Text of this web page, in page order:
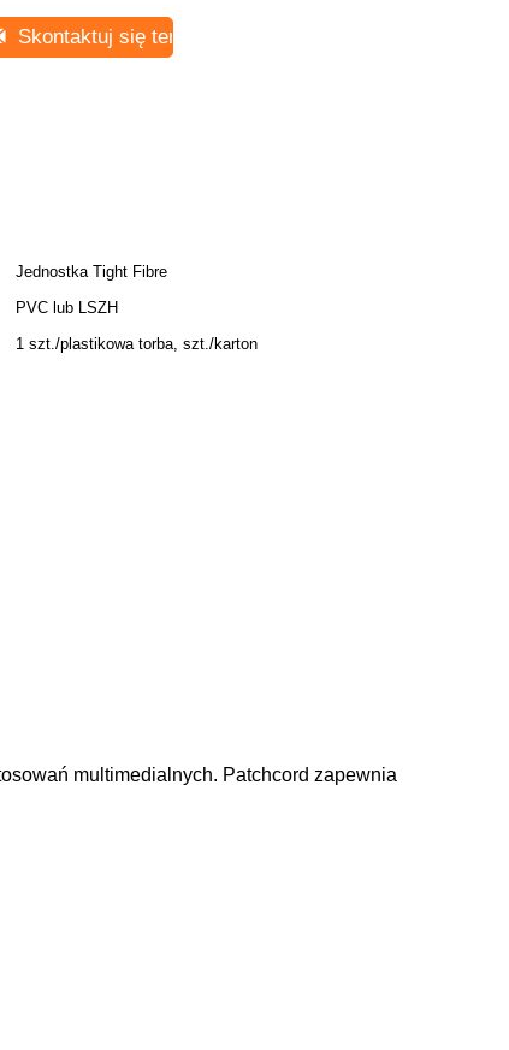
Skontaktuj się teraz
Jednostka Tight Fibre
PVC lub LSZH
1 szt./plastikowa torba, szt./karton
multimedialnych. Patchcord zapewnia